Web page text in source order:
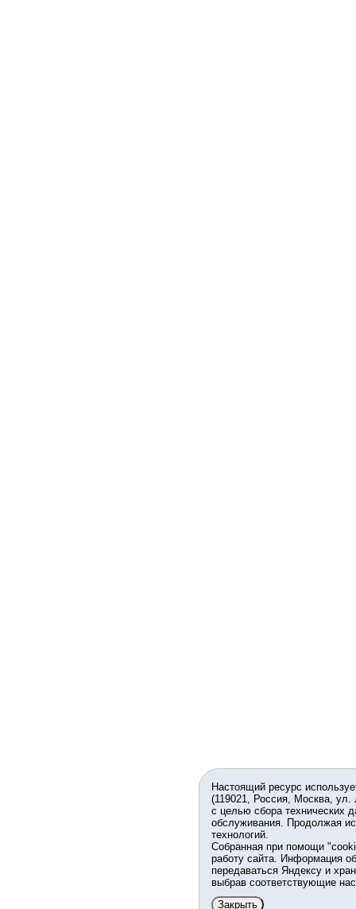
Настоящий ресурс
(119021, Россия, Москва,
с целью сбора технических
обслуживания. Продолжая
технологий.
Собранная при помощи
работу сайта. Информация
передаваться Яндексу и
выбрав соответствующие
Закрыть